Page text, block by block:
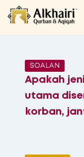
SOALAN
Apakah
utama
korban,